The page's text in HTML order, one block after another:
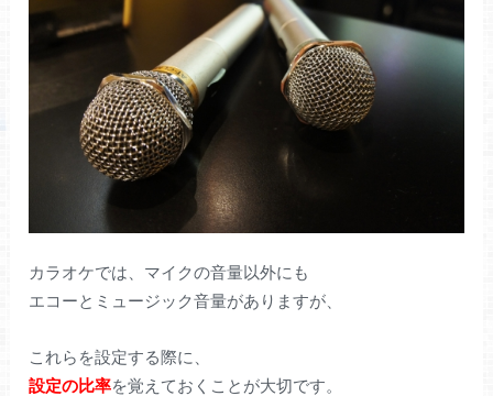
カラオケでは、マイクの音量以外にも
エコーとミュージック音量がありますが、
これらを設定する際に、
設定の比率を覚えておくことが大切です。